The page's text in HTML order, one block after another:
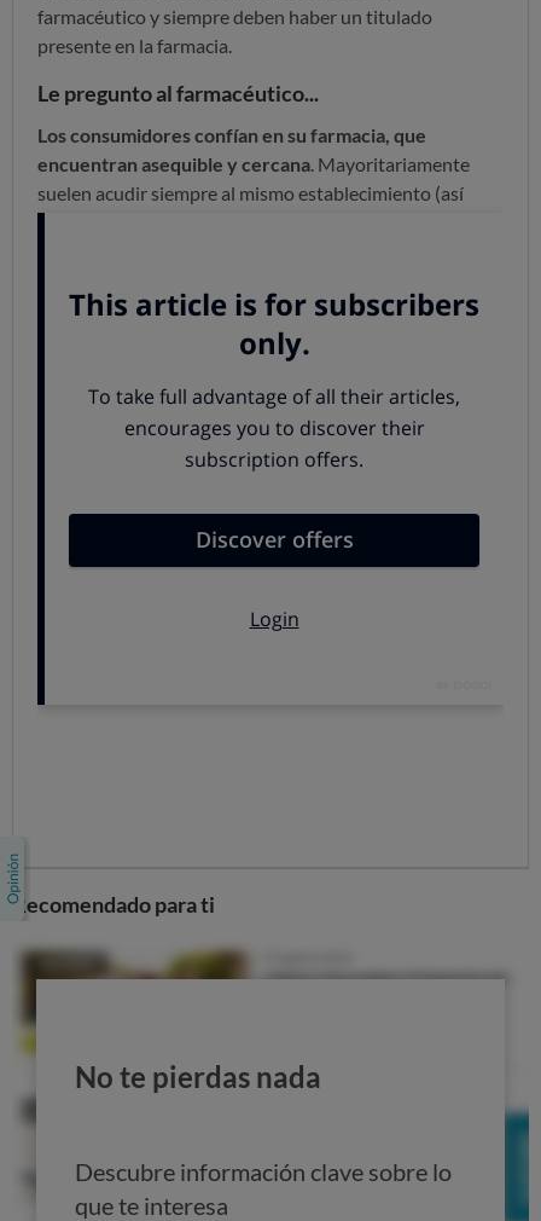
farmacéutico y siempre deben haber un titulado
presente en la farmacia.
Le pregunto al farmacéutico...
Los consumidores confían en su farmacia, que
encuentran asequible y cercana . Mayoritariamente
suelen acudir siempre al mismo establecimiento (así
una mayor calidad o el asesoramiento profesional del
Hace un tiempo OCU realizó una encuesta a más de
, y de sus respuestas se extraen
interesantes conclusiones: supimos que los
consumidores valoran de la farmacia sobre todo el trato,
precio de algunos productos y la falta de intimidad en el
establecimiento.
Recomendado para ti
No te pierdas nada
Descubre información clave sobre lo
que te interesa